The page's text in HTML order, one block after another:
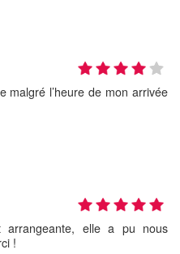
malgré l’heure de mon arrivée
arrangeante, elle a pu nous
!